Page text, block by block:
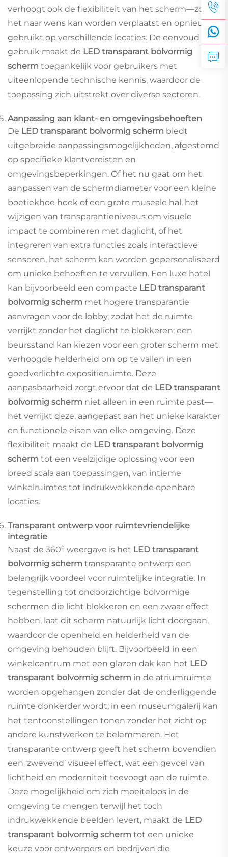
verhoogt ook de flexibiliteit van het scherm—zodat
het naar wens kan worden verplaatst en opnieuw
gebruikt op verschillende locaties. De eenvoud van
gebruik maakt de LED transparant bolvormig
scherm toegankelijk voor gebruikers met
uiteenlopende technische kennis, waardoor de
toepassing zich uitstrekt over diverse sectoren.
Aanpassing aan klant- en omgevingsbehoeften
De LED transparant bolvormig scherm biedt
uitgebreide aanpassingsmogelijkheden, afgestemd
op specifieke klantvereisten en
omgevingsbeperkingen. Of het nu gaat om het
aanpassen van de schermdiameter voor een kleine
boetiekhoe hoek of een grote museale hal, het
wijzigen van transparantieniveaus om visuele
impact te combineren met daglicht, of het
integreren van extra functies zoals interactieve
sensoren, het scherm kan worden gepersonaliseerd
om unieke behoeften te vervullen. Een luxe hotel
kan bijvoorbeeld een compacte LED transparant
bolvormig scherm met hogere transparantie
aanvragen voor de lobby, zodat het de ruimte
verrijkt zonder het daglicht te blokkeren; een
beursstand kan kiezen voor een groter scherm met
verhoogde helderheid om op te vallen in een
goedverlichte expositieruimte. Deze
aanpasbaarheid zorgt ervoor dat de LED transparant
bolvormig scherm niet alleen in een ruimte past—
het verrijkt deze, aangepast aan het unieke karakter
en functionele eisen van elke omgeving. Deze
flexibiliteit maakt de LED transparant bolvormig
scherm tot een veelzijdige oplossing voor een
breed scala aan toepassingen, van intieme
winkelruimtes tot indrukwekkende openbare
locaties.
Transparant ontwerp voor ruimtevriendelijke
integratie
Naast de 360° weergave is het LED transparant
bolvormig scherm transparante ontwerp een
belangrijk voordeel voor ruimtelijke integratie. In
tegenstelling tot ondoorzichtige bolvormige
schermen die licht blokkeren en een zwaar effect
hebben, laat dit scherm natuurlijk licht doorgaan,
waardoor de openheid en helderheid van de
omgeving behouden blijft. Bijvoorbeeld in een
winkelcentrum met een glazen dak kan het LED
transparant bolvormig scherm in de atriumruimte
worden opgehangen zonder dat de onderliggende
ruimte donkerder wordt; in een museumgalerij kan
het tentoonstellingen tonen zonder het zicht op
andere kunstwerken te belemmeren. Het
transparante ontwerp geeft het scherm bovendien
een ‘zwevend’ visueel effect, wat een gevoel van
lichtheid en moderniteit toevoegt aan de ruimte.
Deze mogelijkheid om zich moeiteloos in de
omgeving te mengen terwijl het toch
indrukwekkende beelden levert, maakt de LED
transparant bolvormig scherm tot een unieke
keuze voor ontwerpers en bedrijven die